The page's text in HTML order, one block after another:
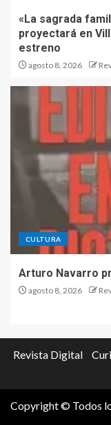
«La sagrada
proyectará en
estreno
agosto 8, 2026
CULTURA
Arturo Navarro
agosto 8, 2026
Revista Digital
Copyright © Todos